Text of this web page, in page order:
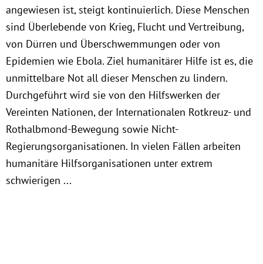
Bundestag 2017-2021
Obfrau im Ausschuss für Menschenrechte und
humanitäre Hilfe
Mein Abstimmungsverhalten
Ämter, Funktionen und Einkünfte
Besuch in Berlin
angewiesen ist, steigt kontinuierlich. Diese Menschen
sind Überlebende von Krieg, Flucht und Vertreibung,
von Dürren und Überschwemmungen oder von
Epidemien wie Ebola. Ziel humanitärer Hilfe ist es, die
unmittelbare Not all dieser Menschen zu lindern.
Durchgeführt wird sie von den Hilfswerken der
Vereinten Nationen, der Internationalen Rotkreuz- und
Rothalbmond-Bewegung sowie Nicht-
Regierungsorganisationen. In vielen Fällen arbeiten
humanitäre Hilfsorganisationen unter extrem
schwierigen ...